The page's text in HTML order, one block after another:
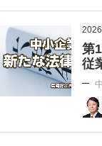
第
従